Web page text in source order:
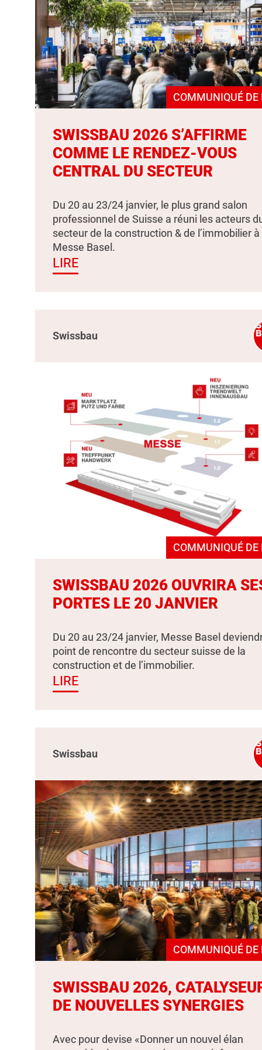
COMMUNIQUÉ DE
SWISSBAU 2026 S’AFFIRME
COMME LE RENDEZ-VOUS
CENTRAL DU SECTEUR
Du 20 au 23/24 janvier, le plus grand salon
professionnel de Suisse a réuni les acteurs
secteur de la construction & de l’immobilier à
Messe Basel.
LIRE
Swissbau
COMMUNIQUÉ DE
SWISSBAU 2026 OUVRIRA
PORTES LE 20 JANVIER
Du 20 au 23/24 janvier, Messe Basel
point de rencontre du secteur suisse de la
construction et de l’immobilier.
LIRE
Swissbau
COMMUNIQUÉ DE
SWISSBAU 2026,
DE NOUVELLES SYNERGIES
Avec pour devise «Donner un nouvel élan